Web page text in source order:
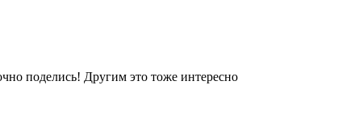
поделись! Другим это тоже интересно